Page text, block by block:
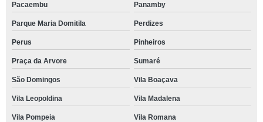
Pacaembu Panamby
Parque Maria Domitila Perdizes
Perus Pinheiros
Praça da Arvore Sumaré
São Domingos Vila Boaçava
Vila Leopoldina Vila Madalena
Vila Pompeia Vila Romana